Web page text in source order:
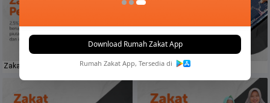
Download Rumah Zakat App
Rumah Zakat App, Tersedia di
Zakat Perusahaan Zakat Saham